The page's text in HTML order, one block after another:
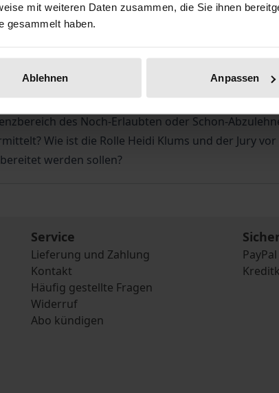
mit weiteren Daten zusammen, die Sie ihnen
gesammelt haben.
Ablehnen Anpassen
für Woche beschert die Suche nach dem
Superstar setzen die Macher ganz bewusst
des Noch-Erlaubten oder Schon-
Wie ist die Rolle Heidi Klums und der Jury
werden sollen?
Service
Lieferung und Zahlung
Kontakt
Häufig gestellte Fragen
Widerruf
Abo kündigen
PayPal